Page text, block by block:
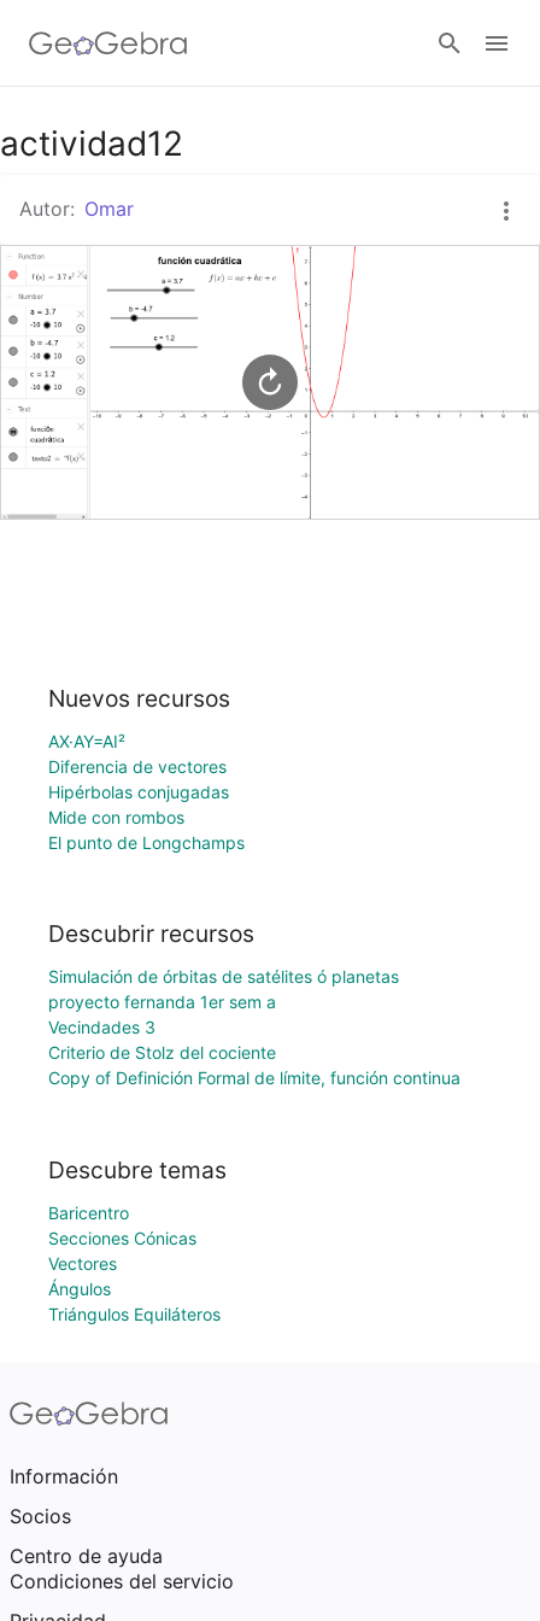
Google Classroom
GeoGebra Classroom
Abrir sesión
actividad12
Autor: Omar
Nuevos recursos
AX·AY=AI²
Diferencia de vectores
Hipérbolas conjugadas
Mide con rombos
El punto de Longchamps
Descubrir recursos
Simulación de órbitas de satélites ó planetas
proyecto fernanda 1er sem a
Vecindades 3
Criterio de Stolz del cociente
Copy of Definición Formal de límite, función continua
Descubre temas
Baricentro
Secciones Cónicas
Vectores
Ángulos
Triángulos Equiláteros
Información
Socios
Centro de ayuda
Condiciones del servicio